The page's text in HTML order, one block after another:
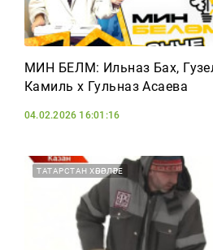
МИН БЕЛӘМ: Ильназ Бах,
Камиль х Гульназ Асаева
04.02.2026 16:01:16
ТАТАРСТАН ХӘБӘРЛӘРЕ